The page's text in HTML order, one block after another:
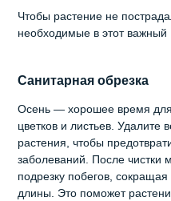
Чтобы растение не
необходимые в этот важный
Санитарная обрезка
Осень — хорошее время для
цветков и листьев. Удалите
растения, чтобы
заболеваний. После чистки
подрезку побегов,
длины. Это поможет